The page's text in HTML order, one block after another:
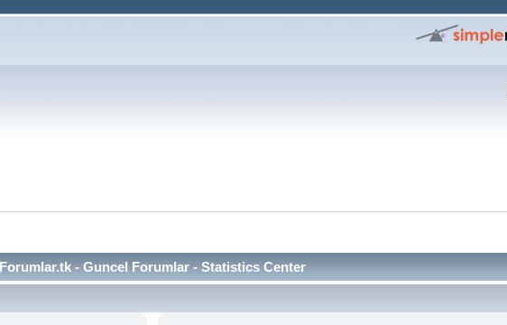
Forumlar.tk - Guncel Forumlar - Statistics Center